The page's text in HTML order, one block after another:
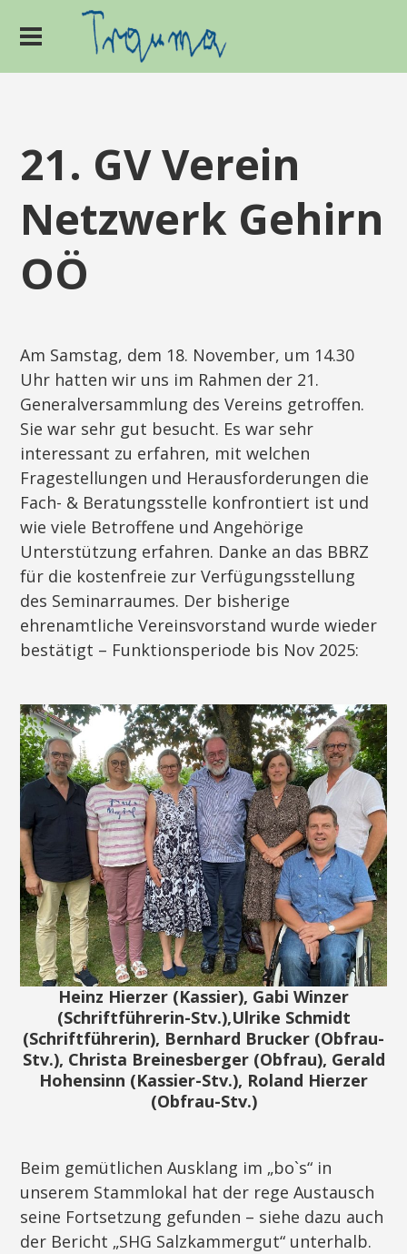
21. GV Verein
Netzwerk Gehirn
OÖ
Am Samstag, dem 18. November, um 14.30
Uhr hatten wir uns im Rahmen der 21.
Generalversammlung des Vereins getroffen.
Sie war sehr gut besucht. Es war sehr
interessant zu erfahren, mit welchen
Fragestellungen und Herausforderungen die
Fach- & Beratungsstelle konfrontiert ist und
wie viele Betroffene und Angehörige
Unterstützung erfahren. Danke an das BBRZ
für die kostenfreie zur Verfügungsstellung
des Seminarraumes. Der bisherige
ehrenamtliche Vereinsvorstand wurde wieder
bestätigt – Funktionsperiode bis Nov 2025:
Heinz Hierzer (Kassier), Gabi Winzer
(Schriftführerin-Stv.),Ulrike Schmidt
(Schriftführerin), Bernhard Brucker (Obfrau-
Stv.), Christa Breinesberger (Obfrau), Gerald
Hohensinn (Kassier-Stv.), Roland Hierzer
(Obfrau-Stv.)
Beim gemütlichen Ausklang im „bo`s“ in
unserem Stammlokal hat der rege Austausch
seine Fortsetzung gefunden – siehe dazu auch
der Bericht „SHG Salzkammergut“ unterhalb.